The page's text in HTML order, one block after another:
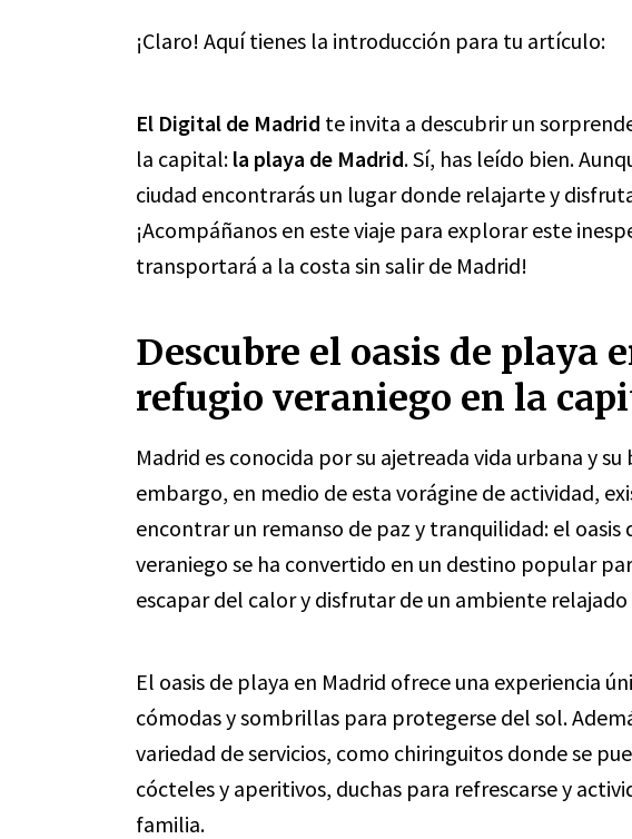
¡Claro! Aquí tienes la introducción para tu artículo:
El Digital de Madrid te invita a descubrir un
la capital: la playa de Madrid. Sí, has leído bien.
ciudad encontrarás un lugar donde relajarte y
¡Acompáñanos en este viaje para explorar este
transportará a la costa sin salir de Madrid!
Descubre el oasis de playa
refugio veraniego en la
Madrid es conocida por su ajetreada vida urbana y
embargo, en medio de esta vorágine de actividad,
encontrar un remanso de paz y tranquilidad: el oasis
veraniego se ha convertido en un destino popular
escapar del calor y disfrutar de un ambiente relajado
El oasis de playa en Madrid ofrece una experiencia
cómodas y sombrillas para protegerse del sol.
variedad de servicios, como chiringuitos donde se
cócteles y aperitivos, duchas para refrescarse y
familia.